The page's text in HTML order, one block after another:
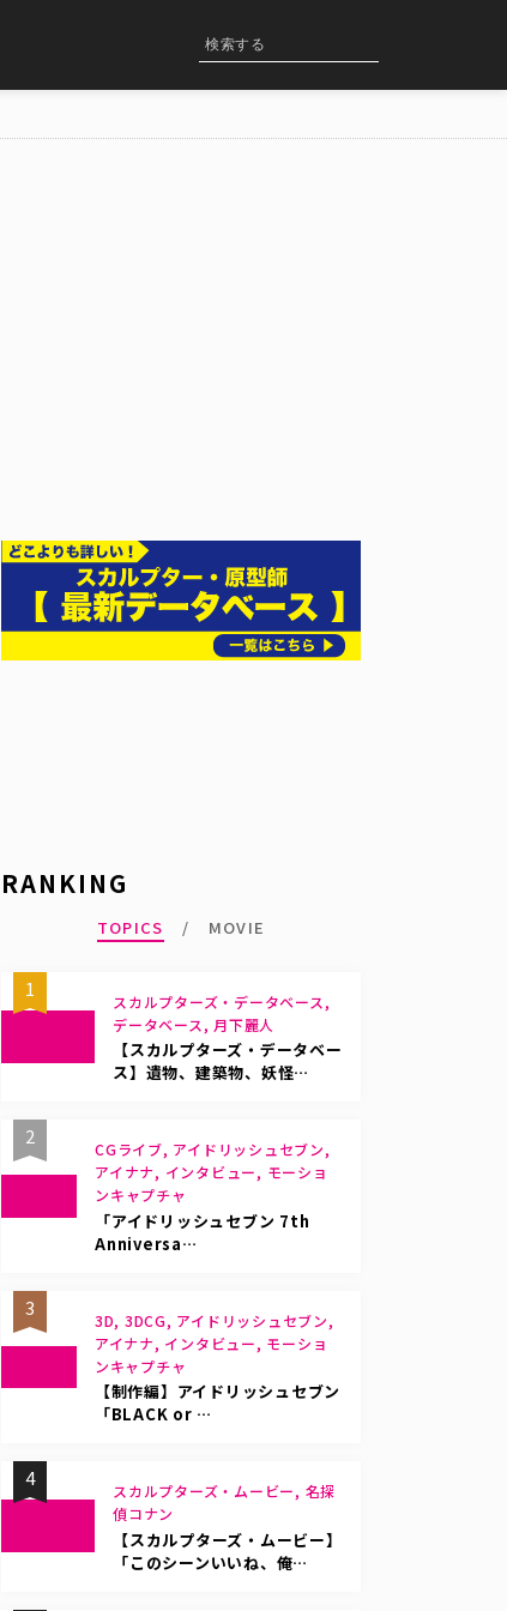
RANKING
TOPICS MOVIE
1
スカルプターズ・データベース,
データベース, 月下麗人
【スカルプターズ・データベー
ス】遺物、建築物、妖怪…
2
CGライブ, アイドリッシュセブン,
アイナナ, インタビュー, モーショ
ンキャプチャ
「アイドリッシュセブン 7th
Anniversa…
3
3D, 3DCG, アイドリッシュセブン,
アイナナ, インタビュー, モーショ
ンキャプチャ
【制作編】アイドリッシュセブン
「BLACK or …
4
スカルプターズ・ムービー, 名探
偵コナン
【スカルプターズ・ムービー】
「このシーンいいね、俺…